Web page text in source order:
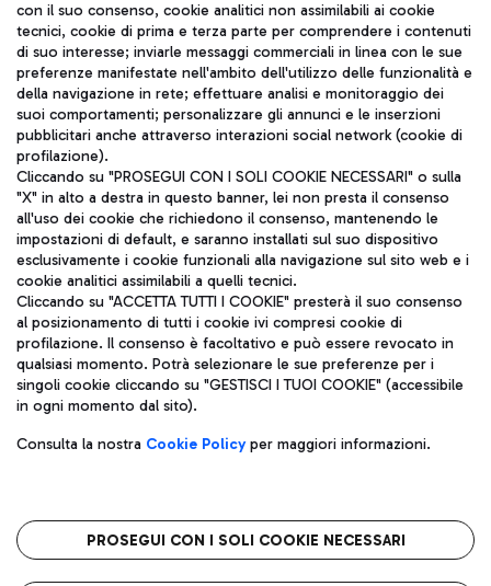
TRAVEL JOURNAL
ITA
Aeroporti di Roma S.p.A. - Società soggetta a direzione e
coordinamento di Mundys S.p.A.
Codice fiscale e Registro delle Imprese di Roma 13032990155 P.
IVA 06572251004
Capitale sociale 62.224.743,00 int. vers.
Sede legale: Via Pier Paolo Racchetti 1 - 00054 Fiumicino (RM)
telefono +39 06 65951
Privacy policy
Note legali
Roma FCO
L'aeroporto stellato
con il suo consenso, cookie analitici non assimilabili ai cookie
tecnici, cookie di prima e terza parte per comprendere i contenuti
di suo interesse; inviarle messaggi commerciali in linea con le sue
preferenze manifestate nell'ambito dell'utilizzo delle funzionalità e
della navigazione in rete; effettuare analisi e monitoraggio dei
suoi comportamenti; personalizzare gli annunci e le inserzioni
pubblicitari anche attraverso interazioni social network (cookie di
profilazione).
Cliccando su "PROSEGUI CON I SOLI COOKIE NECESSARI" o sulla
"X" in alto a destra in questo banner, lei non presta il consenso
all'uso dei cookie che richiedono il consenso, mantenendo le
impostazioni di default, e saranno installati sul suo dispositivo
esclusivamente i cookie funzionali alla navigazione sul sito web e i
cookie analitici assimilabili a quelli tecnici.
Cliccando su "ACCETTA TUTTI I COOKIE" presterà il suo consenso
al posizionamento di tutti i cookie ivi compresi cookie di
profilazione. Il consenso è facoltativo e può essere revocato in
qualsiasi momento. Potrà selezionare le sue preferenze per i
singoli cookie cliccando su "GESTISCI I TUOI COOKIE" (accessibile
in ogni momento dal sito).
Consulta la nostra Cookie Policyper maggiori informazioni.
PROSEGUI CON I SOLI COOKIE NECESSARI